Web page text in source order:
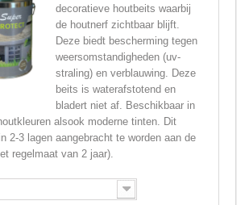
decoratieve houtbeits waarbij
de houtnerf zichtbaar blijft.
Deze biedt bescherming tegen
weersomstandigheden (uv-
straling) en verblauwing. Deze
beits is waterafstotend en
bladert niet af. Beschikbaar in
alsook moderne tinten. Dit
2-3 lagen aangebracht te worden aan de
regelmaat van 2 jaar).